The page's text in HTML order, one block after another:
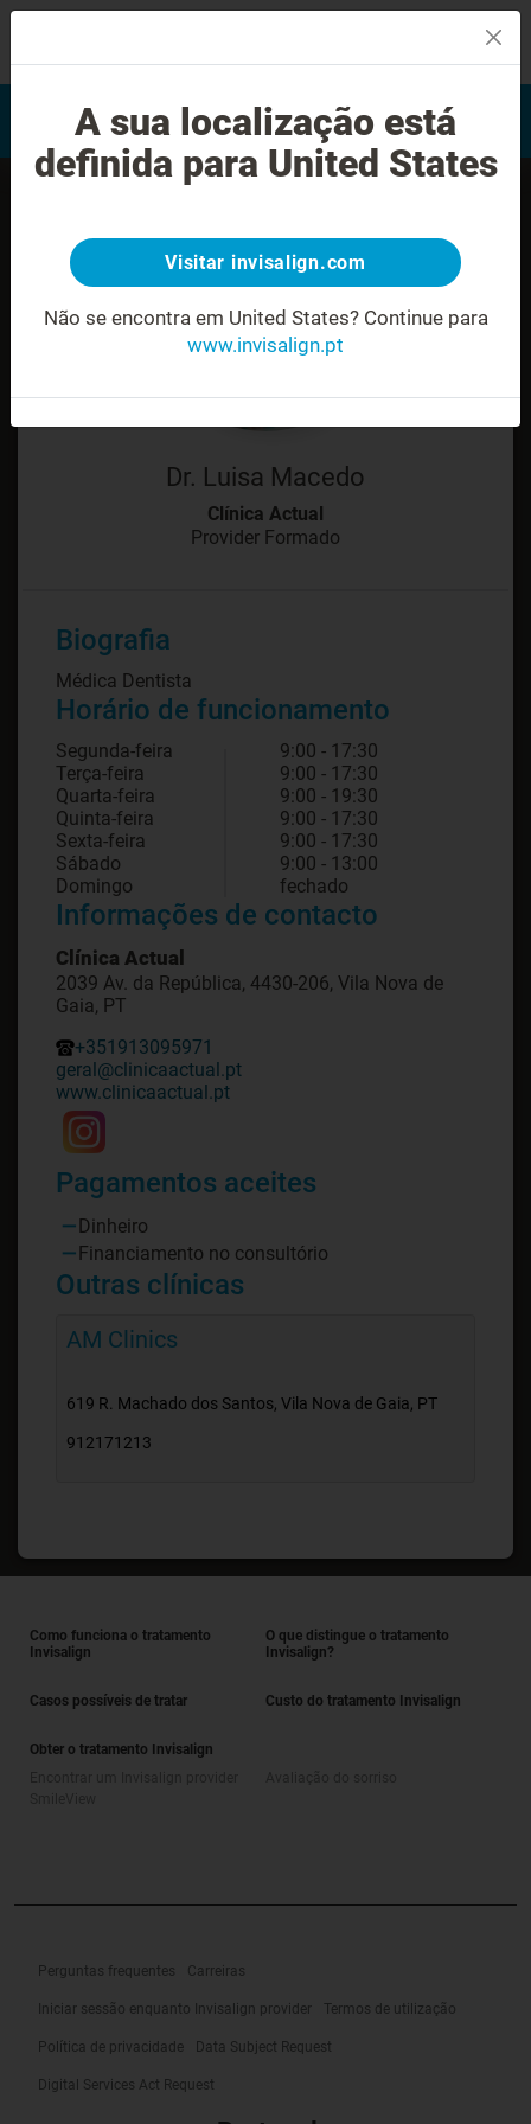
Avaliação do sorriso
Encontrar um Invisalign
provider
Dr. Luisa Macedo
Clínica Actual
Provider Formado
Biografia
Médica Dentista
Horário de funcionamento
Segunda-feira
9:00 - 17:30
Terça-feira
9:00 - 17:30
Quarta-feira
9:00 - 19:30
Quinta-feira
9:00 - 17:30
Sexta-feira
9:00 - 17:30
Sábado
9:00 - 13:00
Domingo
fechado
Informações de contacto
Clínica Actual
2039 Av. da República, 4430-206, Vila Nova de
Gaia, PT
+351913095971
geral@clinicaactual.pt
www.clinicaactual.pt
Pagamentos aceites
Dinheiro
Financiamento no consultório
Outras clínicas
AM Clinics
619 R. Machado dos Santos, Vila Nova de Gaia, PT
912171213
Como funciona o tratamento
Invisalign
O que distingue o tratamento
Invisalign?
Casos possíveis de tratar Custo do tratamento Invisalign
Obter o tratamento Invisalign
Perguntas frequentes Carreiras
Iniciar sessão enquanto Invisalign provider Termos de utilização
Política de privacidade Data Subject Request
Digital Services Act Request
A sua localização está
definida para United States
Visitar invisalign.com
Não se encontra em United States? Continue para
www.invisalign.pt